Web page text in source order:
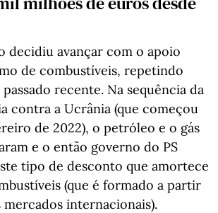
decidiu avançar com o apoio
de combustíveis, repetindo
recente. Na sequência da
contra a Ucrânia (que começou
de 2022), o petróleo e o gás
e o então governo do PS
tipo de desconto que amortece
(que é formado a partir
internacionais).